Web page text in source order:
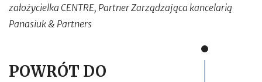
założycielka CENTRE, Partner Zarządzająca kancelarią
Panasiuk & Partners
POWRÓT DO